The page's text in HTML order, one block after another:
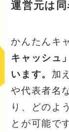
運営元は
かんたんキ
キャッシュ
います。 加
や代表者名
り、どのよ
とが可能で